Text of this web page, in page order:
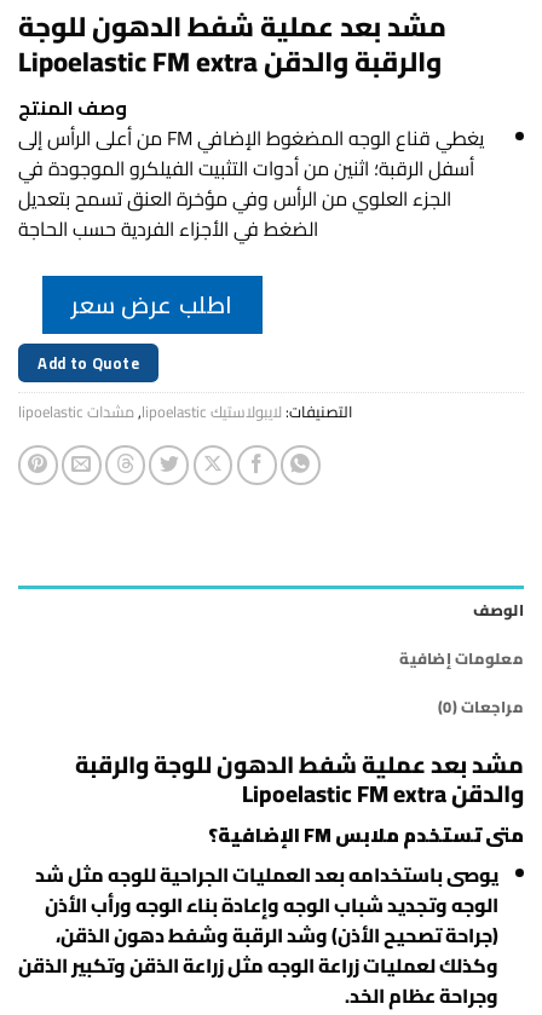
مشد بعد عملية شفط الدهون للوجة
والرقبة والدقن Lipoelastic FM extra
وصف المنتج
يغطي قناع الوجه المضغوط الإضافي FM من أعلى الرأس إلى
أسفل الرقبة؛ اثنين من أدوات التثبيت الفيلكرو الموجودة في
الجزء العلوي من الرأس وفي مؤخرة العنق تسمح بتعديل
الضغط في الأجزاء الفردية حسب الحاجة
اطلب عرض سعر
Add to Quote
التصنيفات:لايبولاستيك lipoelastic ,مشدات lipoelastic
الوصف
معلومات إضافية
مراجعات (0)
مشد بعد عملية شفط الدهون للوجة والرقبة
والدقن Lipoelastic FM extra
متى تستخدم ملابس FM الإضافية؟
يوصى باستخدامه بعد العمليات الجراحية للوجه مثل شد
الوجه وتجديد شباب الوجه وإعادة بناء الوجه ورأب الأذن
(جراحة تصحيح الأذن) وشد الرقبة وشفط دهون الذقن،
وكذلك لعمليات زراعة الوجه مثل زراعة الذقن وتكبير الذقن
وجراحة عظام الخد.